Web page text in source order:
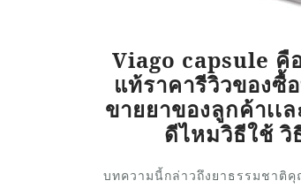
Viago capsule คื
แท้ราคารีวิวของซื้
ขายยาของลูกค้าเเ
ดีไหมวิธีใช้ วิ
บทความนี้กล่าวถึงยาธรรมชาติ